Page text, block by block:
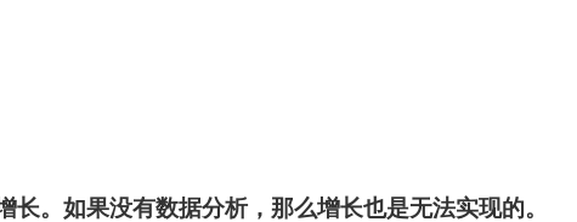
。如果没有数据分析，那么增长也是无法实现的。